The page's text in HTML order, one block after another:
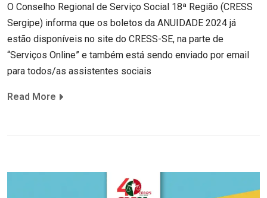
O Conselho Regional de Serviço Social 18ª Região (CRESS
Sergipe) informa que os boletos da ANUIDADE 2024 já
estão disponíveis no site do CRESS-SE, na parte de
“Serviços Online” e também está sendo enviado por email
para todos/as assistentes sociais
Read More